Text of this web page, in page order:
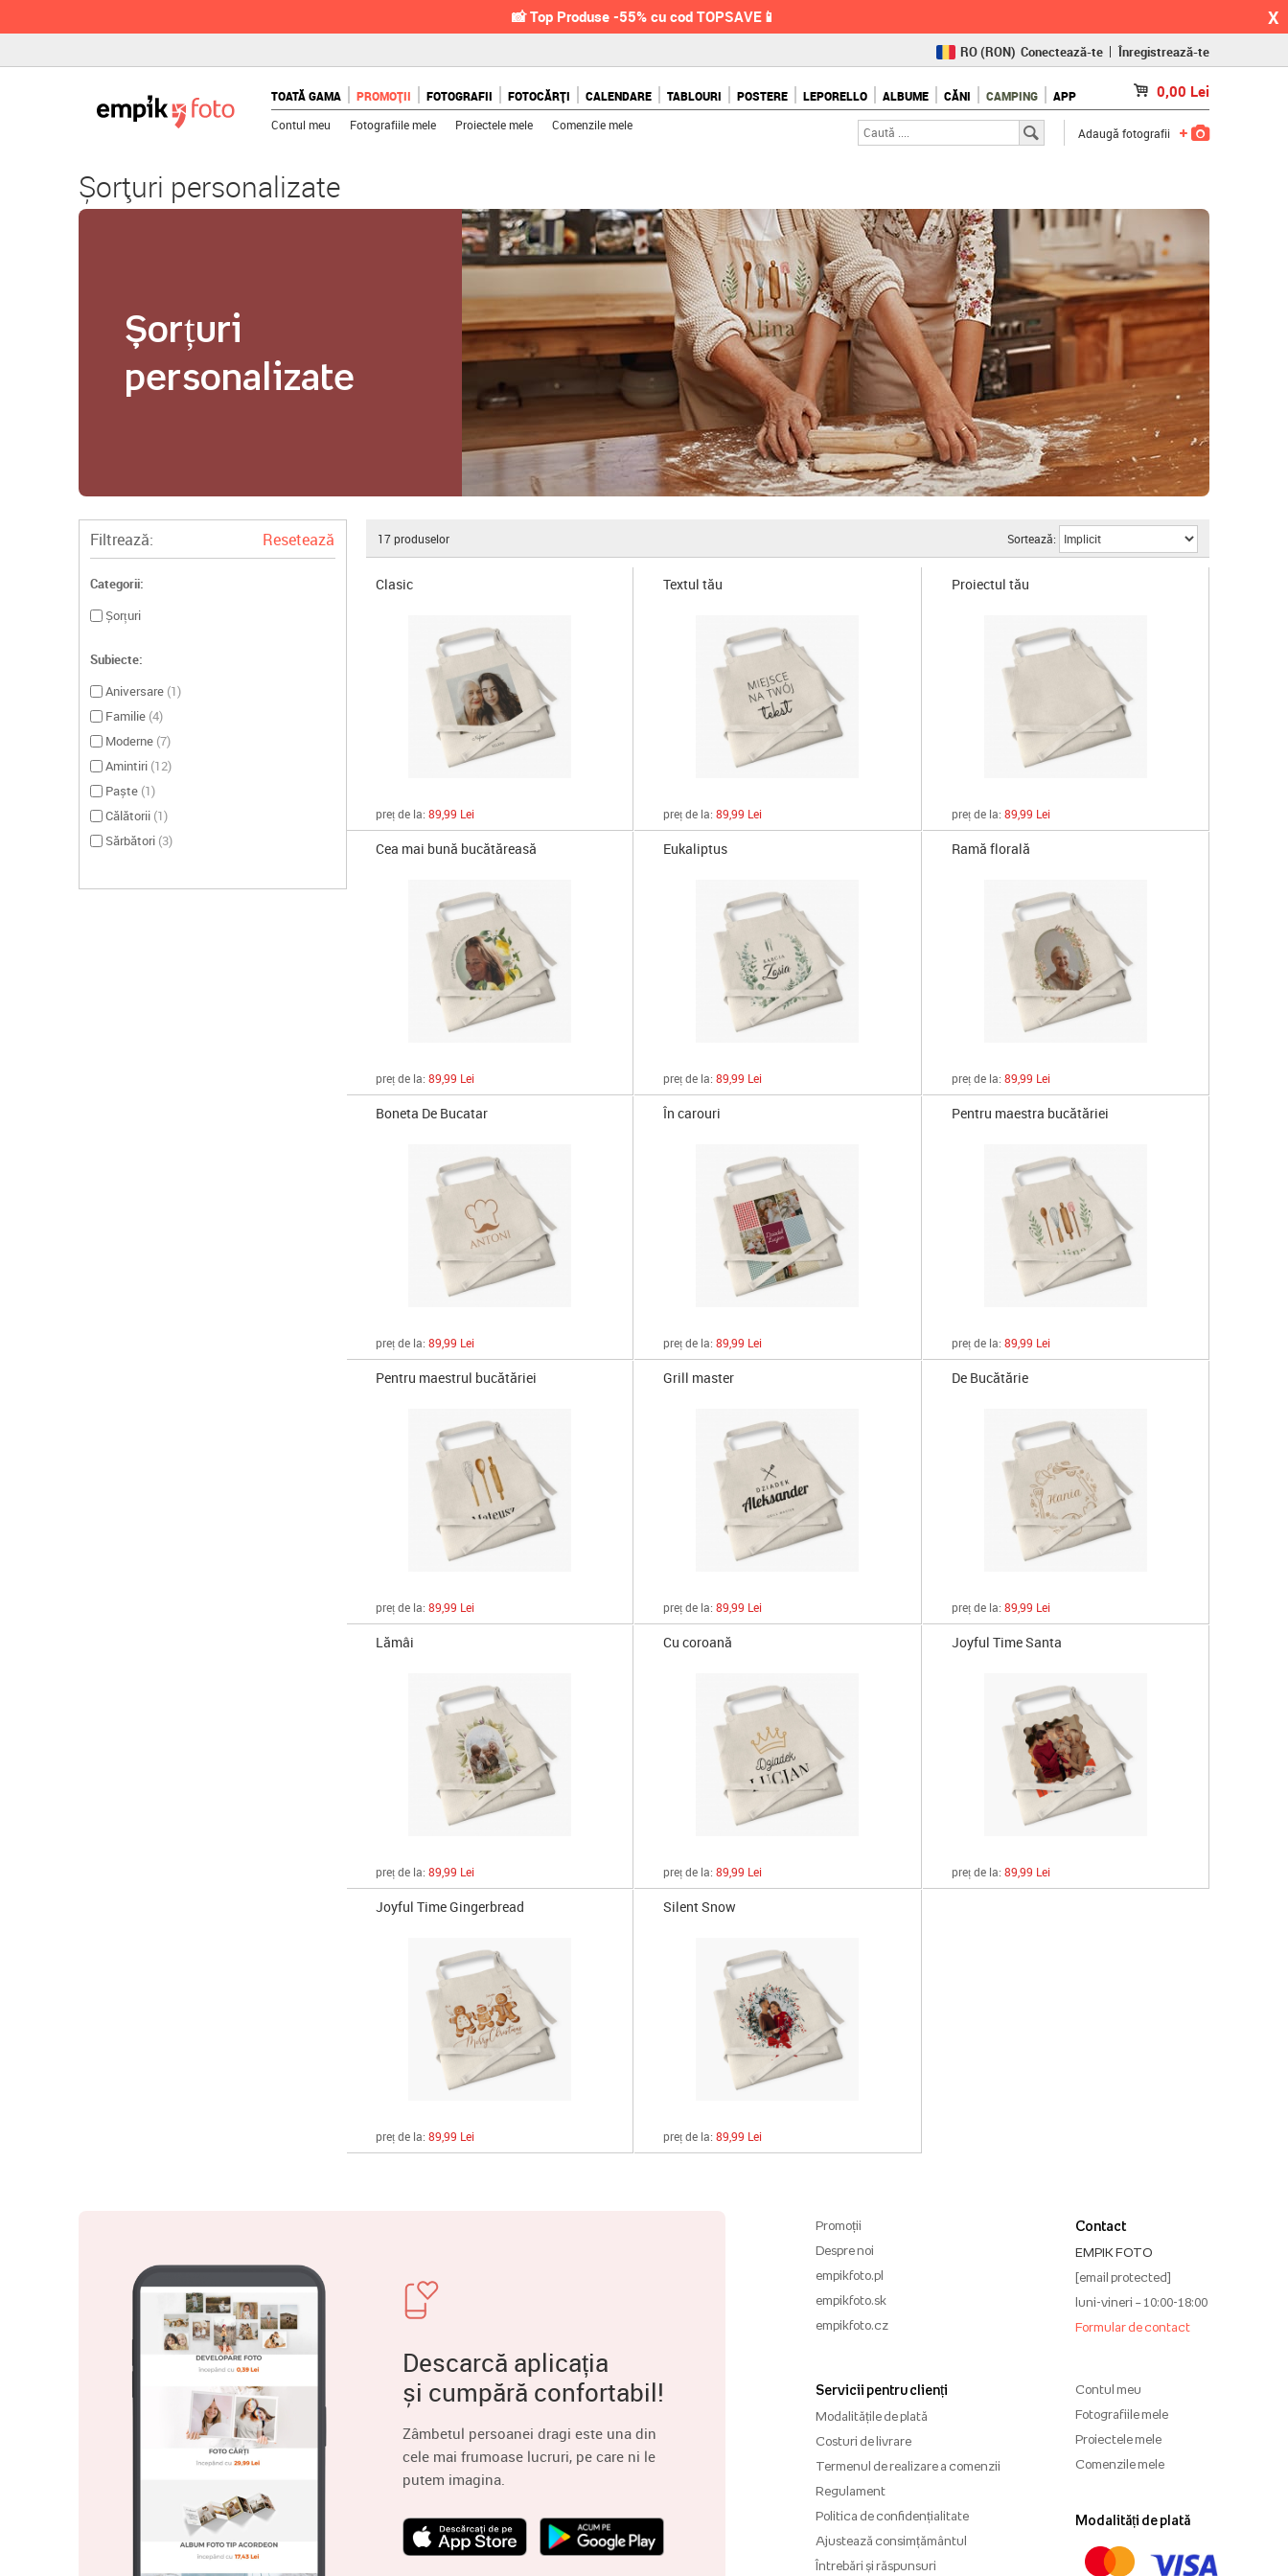
📸 Top Produse -55% cu cod TOPSAVE📱 X
(KČ)
SK(€)
RO(RON) Conectează-te Înregistrează-te
TOATĂ GAMA PROMOȚII FOTOGRAFII FOTOCĂRȚI CALENDARE TABLOURI POSTERE LEPORELLO ALBUME CĂNI CAMPING APP 0,00 Lei
Contul meu Fotografiile mele Proiectele mele Comenzile mele
Adaugă fotografii
Șorțuri personalizate
Șorțuri
personalizate
Filtrează: Resetează
Categorii:
Șorțuri
Subiecte:
Aniversare (1)
Familie (4)
Moderne (7)
Amintiri (12)
Paște (1)
Călătorii (1)
Sărbători (3)
17produselor Sortează:
Clasic
preț de la: 89,99 Lei
Textul tău
preț de la: 89,99 Lei
Proiectul tău
preț de la: 89,99 Lei
Cea mai bună bucătăreasă
preț de la: 89,99 Lei
Eukaliptus
preț de la: 89,99 Lei
Ramă florală
preț de la: 89,99 Lei
Boneta De Bucatar
preț de la: 89,99 Lei
În carouri
preț de la: 89,99 Lei
Pentru maestra bucătăriei
preț de la: 89,99 Lei
Pentru maestrul bucătăriei
preț de la: 89,99 Lei
Grill master
preț de la: 89,99 Lei
De Bucătărie
preț de la: 89,99 Lei
Lămâi
preț de la: 89,99 Lei
Cu coroană
preț de la: 89,99 Lei
Joyful Time Santa
preț de la: 89,99 Lei
Joyful Time Gingerbread
preț de la: 89,99 Lei
Silent Snow
preț de la: 89,99 Lei
Descarcă aplicația
și cumpără confortabil!
Zâmbetul persoanei dragi este una din
cele mai frumoase lucruri, pe care ni le
putem imagina.
Promoții
Despre noi
empikfoto.pl
empikfoto.sk
empikfoto.cz
Servicii pentru clienți
Modalitățile de plată
Costuri de livrare
Termenul de realizare a comenzii
Regulament
Politica de confidențialitate
Ajustează consimțământul
Întrebări și răspunsuri
Contact
EMPIK FOTO
[email protected]
luni-vineri – 10:00-18:00
Formular de contact
Contul meu
Fotografiile mele
Proiectele mele
Comenzile mele
Modalități de plată